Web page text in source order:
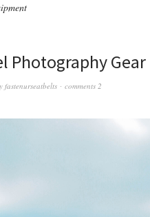
Photography Gear
fastenurseatbelts comments 2